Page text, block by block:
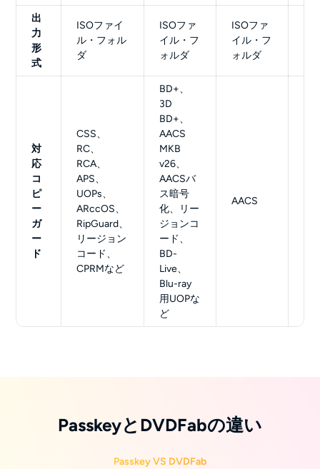
出
力
形
式
ISOファイ
ル・フォル
ダ
ISOファ
イル・フ
ォルダ
ISOファ
イル・フ
ォルダ
対
応
コ
ピ
ー
ガ
ー
ド
CSS、
RC、
RCA、
APS、
UOPs、
ARccOS、
RipGuard、
リージョン
コード、
CPRMなど
BD+、
3D
BD+、
AACS
MKB
v26、
AACSバ
ス暗号
化、リー
ジョンコ
ード、
BD-
Live、
Blu-ray
用UOPな
ど
AACS
PasskeyとDVDFabの違い
Passkey VS DVDFab